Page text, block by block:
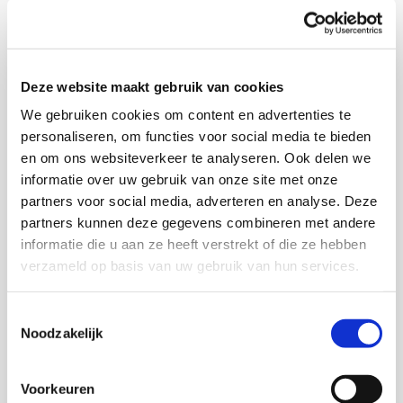
Deze website maakt gebruik van cookies
We gebruiken cookies om content en advertenties te
personaliseren, om functies voor social media te bieden
en om ons websiteverkeer te analyseren. Ook delen we
informatie over uw gebruik van onze site met onze
partners voor social media, adverteren en analyse. Deze
partners kunnen deze gegevens combineren met andere
informatie die u aan ze heeft verstrekt of die ze hebben
verzameld op basis van uw gebruik van hun services.
Noodzakelijk
Voorkeuren
Stappen om een bestelling te plaatsen:
Kies direct je favoriete land of smaak. Je kan
sorteren/filteren op milde of pittige smaken en kies daarna
je favoriete land of smaak. Vervolgens kies je 250 of 500
grams verpakkingen.
Stap 2 – bonen of gemalen koffie
Geef aan of je koffiebonen wilt, of gemalen koffie. Voor je
zetmethode, bijvoorbeeld filter, cafetiere of espresso kun
je aangeven of je de koffie gemalen wilt ontvangen. Voor
brievenbus verzending is het kiezen van 2 of 4
verpakkingen het handigst. Bestel eventueel extra of ga
door naar betalen en bestelling plaatsten. Wij verpakken